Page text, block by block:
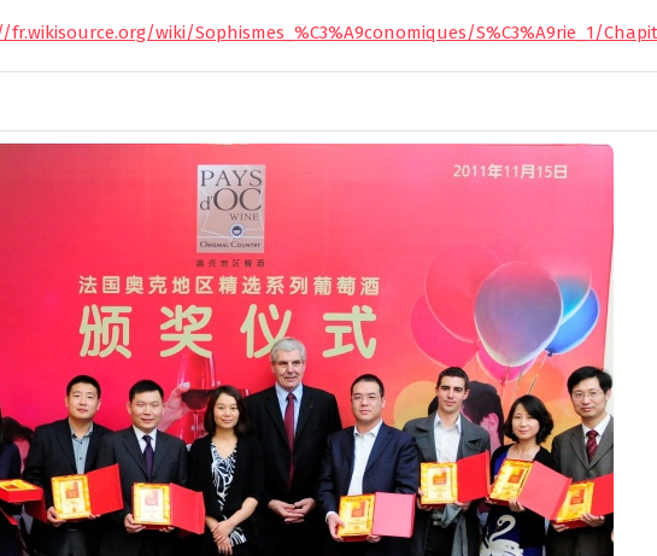
wiki/Sophismes_%C3%A9conomiques/S%C3%A9rie_1/